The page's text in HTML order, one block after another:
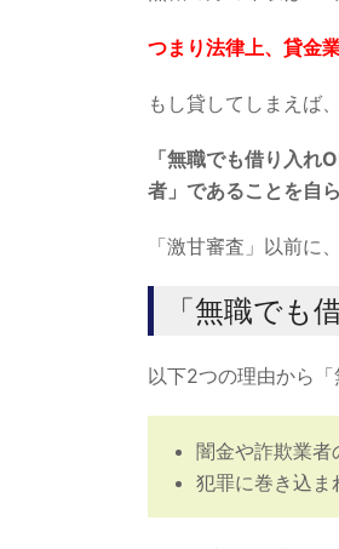
つまり法律上、貸金
もし貸してしまえば
「無職でも借り入れ
者」であることを自
「激甘審査」以前に
「無職でも
以下2つの理由から「
闇金や詐欺業者
犯罪に巻き込ま